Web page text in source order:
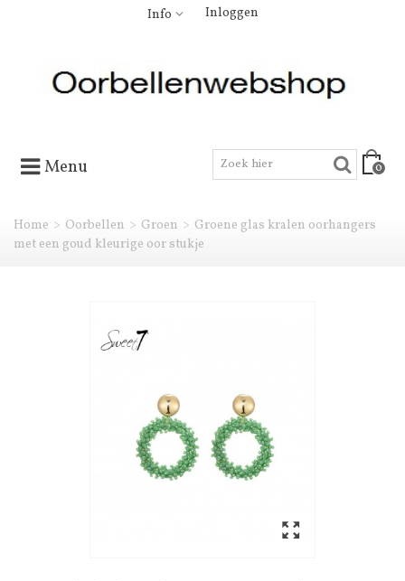
Info Inloggen
Menu 0
Home > Oorbellen > Groen > Groene glas kralen oorhangers
met een goud kleurige oor stukje